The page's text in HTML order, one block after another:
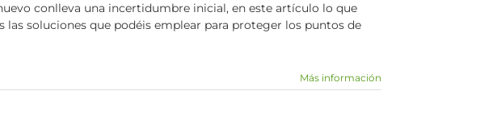
conlleva una incertidumbre inicial, en este artículo lo que
las soluciones que podéis emplear para proteger los puntos de
Más información